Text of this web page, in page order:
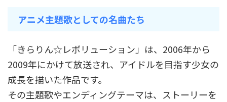
アニメ主題歌としての名曲たち
「きらりん☆レボリューション」は、2006年から
2009年にかけて放送され、アイドルを目指す少女の
成長を描いた作品です。
その主題歌やエンディングテーマは、ストーリーを